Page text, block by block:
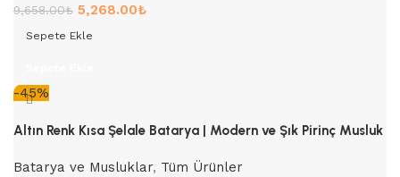
9,658.00₺ 5,268.00₺
Sepete Ekle
-45%
Altın Renk Kısa Şelale Batarya | Modern ve Şık Pirinç Musluk
Batarya ve Musluklar, Tüm Ürünler